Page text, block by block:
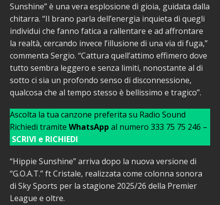
Sunshine” è una vera esplosione di gioia, guidata dalla
chitarra. “Il brano parla dell’energia inquieta di quegli
individui che fanno fatica a rallentare e ad affrontare
la realtà, cercando invece l’illusione di una via di fuga,”
commenta Sergio. “Cattura quell’attimo effimero dove
tutto sembra leggero e senza limiti, nonostante al di
sotto ci sia un profondo senso di disconnessione,
qualcosa che al tempo stesso è bellissimo e tragico”.
Ascolta la tua canzone preferita su Radio Sound
Richiedi tramite WhatsApp al numero 333 75 75 246 –
SCRIVI e RICHIEDI
“Hippie Sunshine” arriva dopo la nuova versione di
“G.O.A.T.” ft Cristale, realizzata come colonna sonora
di Sky Sports per la stagione 2025/26 della Premier
League e oltre.